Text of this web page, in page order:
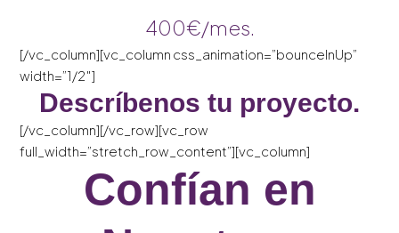
400€/mes.
[/vc_column][vc_column css_animation=”bounceInUp”
width=”1/2″]
Descríbenos tu proyecto.
[/vc_column][/vc_row][vc_row
full_width=”stretch_row_content”][vc_column]
Confían en